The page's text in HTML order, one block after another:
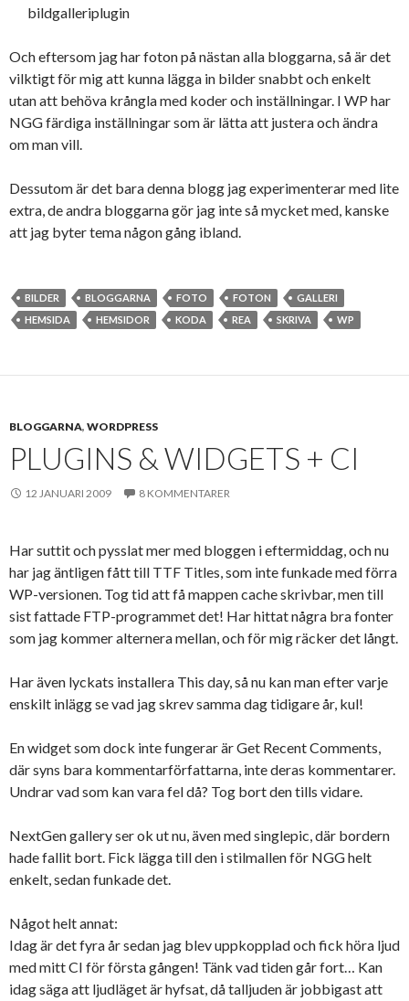
bildgalleriplugin
Och eftersom jag har foton på nästan alla bloggarna, så är det
vilktigt för mig att kunna lägga in bilder snabbt och enkelt
utan att behöva krångla med koder och inställningar. I WP har
NGG färdiga inställningar som är lätta att justera och ändra
om man vill.
Dessutom är det bara denna blogg jag experimenterar med lite
extra, de andra bloggarna gör jag inte så mycket med, kanske
att jag byter tema någon gång ibland.
BILDER BLOGGARNA FOTO FOTON
GALLERI
HEMSIDA
HEMSIDOR KODA REA SKRIVA WP
BLOGGARNA, WORDPRESS
PLUGINS & WIDGETS + CI
12 JANUARI 2009 8 KOMMENTARER
Har suttit och pysslat mer med bloggen i eftermiddag, och nu
har jag äntligen fått till TTF Titles, som inte funkade med förra
WP-versionen. Tog tid att få mappen cache skrivbar, men till
sist fattade FTP-programmet det! Har hittat några bra fonter
som jag kommer alternera mellan, och för mig räcker det långt.
Har även lyckats installera This day, så nu kan man efter varje
enskilt inlägg se vad jag skrev samma dag tidigare år, kul!
En widget som dock inte fungerar är Get Recent Comments,
där syns bara kommentarförfattarna, inte deras kommentarer.
Undrar vad som kan vara fel då? Tog bort den tills vidare.
NextGen gallery ser ok ut nu, även med singlepic, där bordern
hade fallit bort. Fick lägga till den i stilmallen för NGG helt
enkelt, sedan funkade det.
Något helt annat:
Idag är det fyra år sedan jag blev uppkopplad och fick höra ljud
med mitt CI för första gången! Tänk vad tiden går fort… Kan
idag säga att ljudläget är hyfsat, då talljuden är jobbigast att